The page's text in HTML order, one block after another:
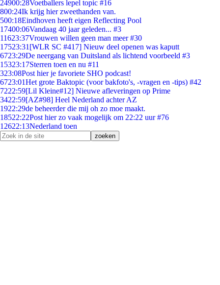
24900:28Voetballers lepel topic #16
800:24Ik krijg hier zweethanden van.
500:18Eindhoven heeft eigen Reflecting Pool
17400:06Vandaag 40 jaar geleden... #3
11623:37Vrouwen willen geen man meer #30
17523:31 [WLR SC #417] Nieuw deel openen was kaputt
6723:29De neergang van Duitsland als lichtend voorbeeld #3
15323:17Sterren toen en nu #11
323:08Post hier je favoriete SHO podcast!
6723:01Het grote Baktopic (voor bakfoto's, -vragen en -tips) #42
7222:59[Lil Kleine#12] Nieuwe afleveringen op Prime
3422:59[AZ#98] Heel Nederland achter AZ
1922:29de beheerder die mij oh zo moe maakt.
18522:22Post hier zo vaak mogelijk om 22:22 uur #76
12622:13Nederland toen